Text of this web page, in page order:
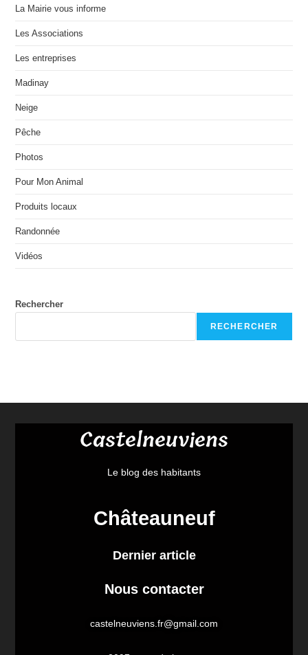
La Mairie vous informe
Les Associations
Les entreprises
Madinay
Neige
Pêche
Photos
Pour Mon Animal
Produits locaux
Randonnée
Vidéos
Rechercher
RECHERCHER
Castelneuviens
Le blog des habitants
Châteauneuf
Dernier article
Nous contacter
castelneuviens.fr@gmail.com